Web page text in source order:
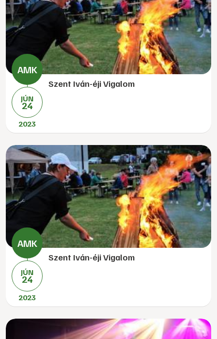
JÚN
24
2023
Szent Iván-éji Vigalom
JÚN
24
2023
Szent Iván-éji Vigalom